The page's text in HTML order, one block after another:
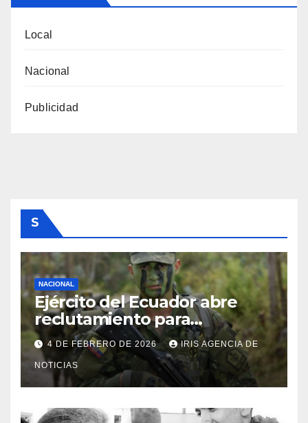
Local
Nacional
Publicidad
S
NACIONAL
Ejército del Ecuador abre
reclutamiento para
bachilleres a partir de este
viernes 6 de febrero
4 DE FEBRERO DE 2026 IRIS AGENCIA DE
NOTICIAS